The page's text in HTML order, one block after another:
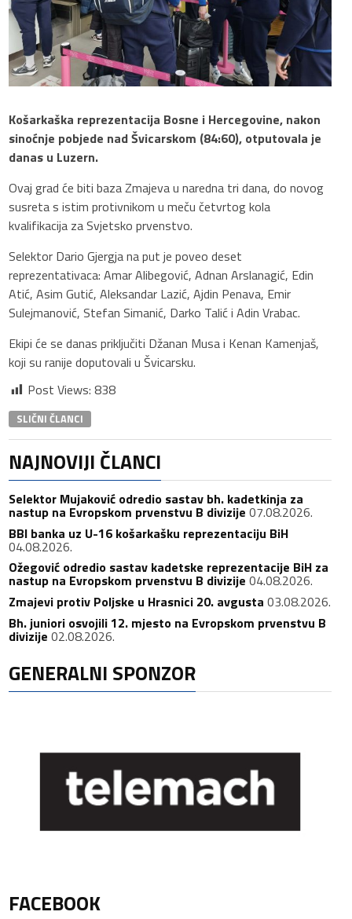
Košarkaška reprezentacija Bosne i Hercegovine, nakon
sinoćnje pobjede nad Švicarskom (84:60), otputovala je
danas u Luzern.
Ovaj grad će biti baza Zmajeva u naredna tri dana, do novog
susreta s istim protivnikom u meču četvrtog kola
kvalifikacija za Svjetsko prvenstvo.
Selektor Dario Gjergja na put je poveo deset
reprezentativaca: Amar Alibegović, Adnan Arslanagić, Edin
Atić, Asim Gutić, Aleksandar Lazić, Ajdin Penava, Emir
Sulejmanović, Stefan Simanić, Darko Talić i Adin Vrabac.
Ekipi će se danas priključiti Džanan Musa i Kenan Kamenjaš,
koji su ranije doputovali u Švicarsku.
Post Views: 838
SLIČNI ČLANCI
NAJNOVIJI ČLANCI
Selektor Mujaković odredio sastav bh. kadetkinja za
nastup na Evropskom prvenstvu B divizije 07.08.2026.
BBI banka uz U-16 košarkašku reprezentaciju BiH
04.08.2026.
Ožegović odredio sastav kadetske reprezentacije BiH za
nastup na Evropskom prvenstvu B divizije 04.08.2026.
Zmajevi protiv Poljske u Hrasnici 20. avgusta 03.08.2026.
Bh. juniori osvojili 12. mjesto na Evropskom prvenstvu B
divizije 02.08.2026.
GENERALNI SPONZOR
FACEBOOK